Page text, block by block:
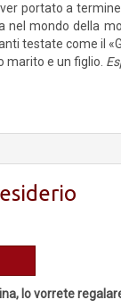
portato a
nel mondo della
testate come il
marito e un figlio.
lo vorrete